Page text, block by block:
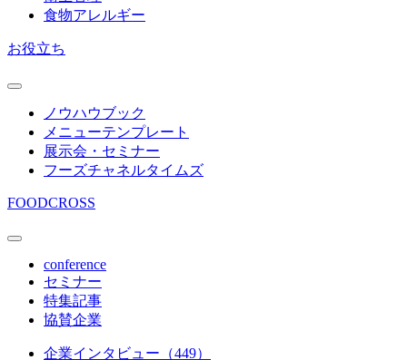
食物アレルギー
お役立ち
ノウハウブック
メニューテンプレート
展示会・セミナー
フーズチャネルタイムズ
FOODCROSS
conference
セミナー
特集記事
協賛企業
企業インタビュー（449）